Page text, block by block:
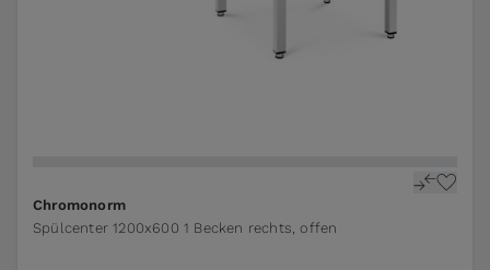
Chromonorm
Spülcenter 1200x600 1 Becken rechts, offen